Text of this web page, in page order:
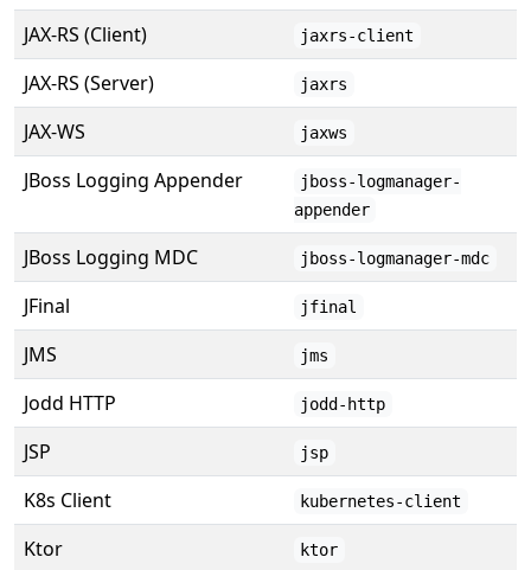
JAX-RS (Client) jaxrs-client
JAX-RS (Server) jaxrs
JAX-WS jaxws
JBoss Logging Appender
jboss-logmanager-
appender
JBoss Logging MDC jboss-logmanager-mdc
JFinal jfinal
JMS jms
Jodd HTTP jodd-http
JSP jsp
K8s Client kubernetes-client
Ktor ktor